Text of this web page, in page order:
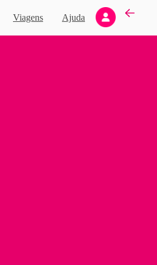
Viagens Ajuda